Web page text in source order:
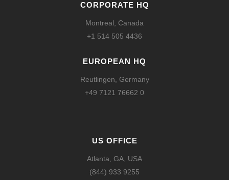
CORPORATE HQ
Montreal, Canada
+1 514 505 4436
EUROPEAN HQ
Reutlingen, Germany
+49 7121 76662 0
US OFFICE
Atlanta, GA, USA
(844) 933 9255